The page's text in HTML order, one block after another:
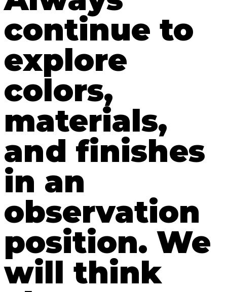
continue to
explore
colors,
materials,
and finishes
in an
observation
position. We
will think